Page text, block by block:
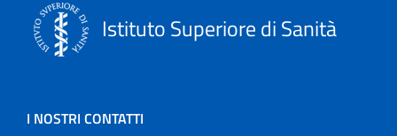
Istituto Superiore di Sanità
I NOSTRI CONTATTI